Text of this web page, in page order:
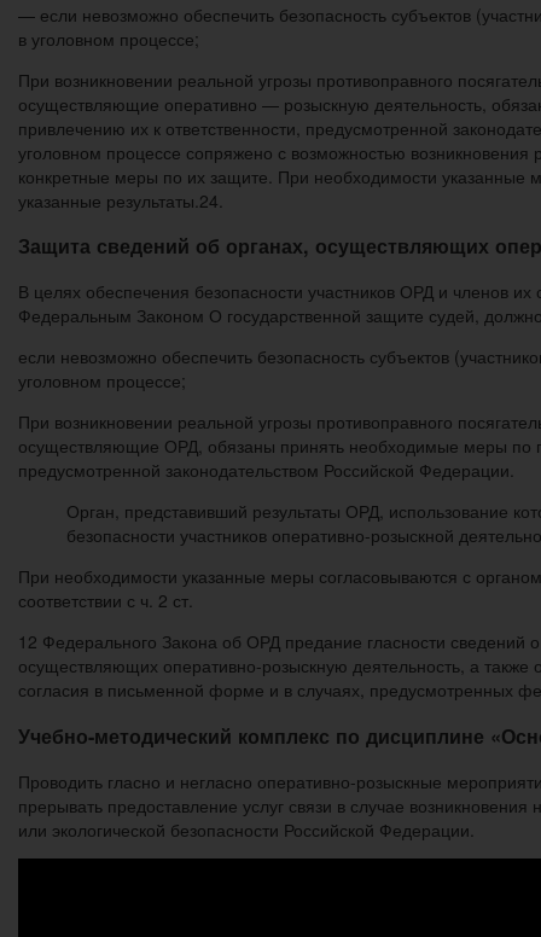
— если невозможно обеспечить безопасность субъектов
в уголовном процессе;
При возникновении реальной угрозы противоправного
осуществляющие оперативно — розыскную деятельность,
привлечению их к ответственности, предусмотренной
уголовном процессе сопряжено с возможностью
конкретные меры по их защите. При необходимости указанные
указанные результаты.24.
Защита сведений об органах, осуществляющих
В целях обеспечения безопасности участников ОРД и членов
Федеральным Законом О государственной защите судей,
если невозможно обеспечить безопасность субъектов
уголовном процессе;
При возникновении реальной угрозы противоправного
осуществляющие ОРД, обязаны принять необходимые меры по
предусмотренной законодательством Российской Федерации.
Орган, представивший результаты ОРД, использование
безопасности участников оперативно-розыскной
При необходимости указанные меры согласовываются с
соответствии с ч. 2 ст.
12 Федерального Закона об ОРД предание гласности сведений
осуществляющих оперативно-розыскную деятельность, а
согласия в письменной форме и в случаях, предусмотренных
Учебно-методический комплекс по дисциплине
Проводить гласно и негласно оперативно-розыскные
прерывать предоставление услуг связи в случае
или экологической безопасности Российской Федерации.